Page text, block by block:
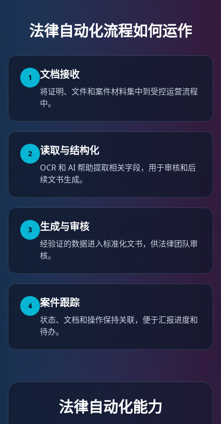
法律自动化流程如何运作
1 文档接收
将证明、文件和案件材料集中到受控运营流程
中。
2 读取与结构化
OCR 和 AI 帮助提取相关字段，用于审核和后
续文书生成。
3 生成与审核
经验证的数据进入标准化文书，供法律团队审
核。
4 案件跟踪
状态、文档和操作保持关联，便于汇报进度和
待办。
法律自动化能力